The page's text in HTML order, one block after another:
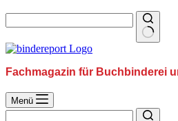
Fachmagazin für Buchbinderei
Menü